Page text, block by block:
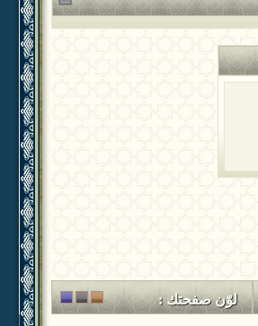
لوّن صفحتك :